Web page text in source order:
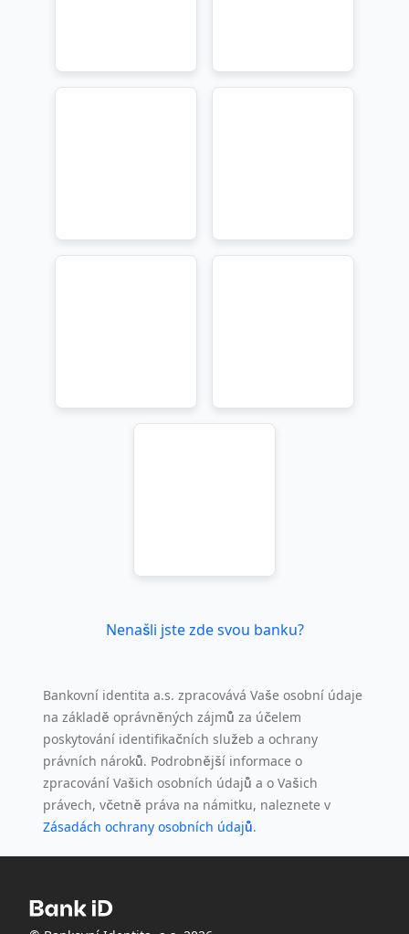
Nenašli jste zde svou banku?
Bankovní identita a.s. zpracovává Vaše osobní údaje
na základě oprávněných zájmů za účelem
poskytování identifikačních služeb a ochrany
právních nároků. Podrobnější informace o
zpracování Vašich osobních údajů a o Vašich
právech, včetně práva na námitku, naleznete v
Zásadách ochrany osobních údajů.